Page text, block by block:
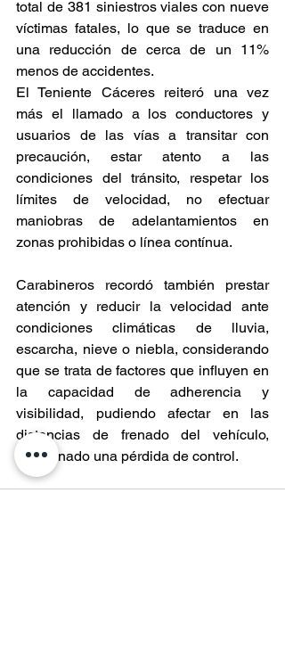
total de 381 siniestros viales con nueve
víctimas fatales, lo que se traduce en
una reducción de cerca de un 11%
menos de accidentes.
El Teniente Cáceres reiteró una vez
más el llamado a los conductores y
usuarios de las vías a transitar con
precaución, estar atento a las
condiciones del tránsito, respetar los
límites de velocidad, no efectuar
maniobras de adelantamientos en
zonas prohibidas o línea contínua.
Carabineros recordó también prestar
atención y reducir la velocidad ante
condiciones climáticas de lluvia,
escarcha, nieve o niebla, considerando
que se trata de factores que influyen en
la capacidad de adherencia y
visibilidad, pudiendo afectar en las
distancias de frenado del vehículo,
ocasionado una pérdida de control.